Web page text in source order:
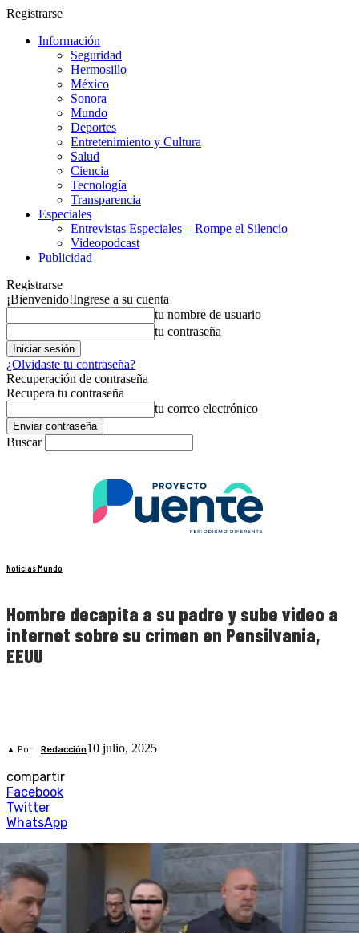
Registrarse
Información
Seguridad
Hermosillo
México
Sonora
Mundo
Deportes
Entretenimiento y Cultura
Salud
Ciencia
Tecnología
Transparencia
Especiales
Entrevistas Especiales – Rompe el Silencio
Videopodcast
Publicidad
Registrarse
¡Bienvenido!Ingrese a su cuenta
tu nombre de usuario
tu contraseña
¿Olvidaste tu contraseña?
Recuperación de contraseña
Recupera tu contraseña
tu correo electrónico
Buscar
Noticias Mundo
Hombre decapita a su padre y sube video a
internet sobre su crimen en Pensilvania,
EEUU
▲ Por Redacción10 julio, 2025
compartir
Facebook
Twitter
WhatsApp